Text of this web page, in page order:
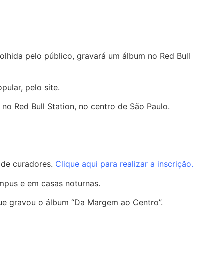
pelo público, gravará um álbum no Red Bull
pelo site.
Red Bull Station, no centro de São Paulo.
curadores. Clique aqui para realizar a inscrição.
e em casas noturnas.
gravou o álbum “Da Margem ao Centro”.